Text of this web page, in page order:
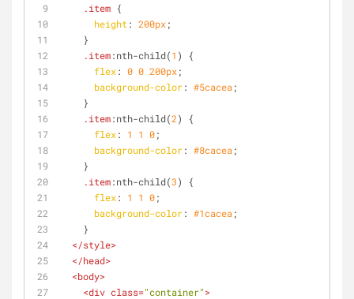
.item {
height : 200px;
    }
.item:nth-child(1 ) {
flex: 0 0 200px;
background-color: #5cacea ;
    }
.item:nth-child(2) {
flex: 1 1 0;
background-color: #8cacea ;
    }
.item:nth-child(3) {
flex: 1 1 0;
background-color: #1cacea ;
    }
</style>
</head>
<body>
<div class="container">